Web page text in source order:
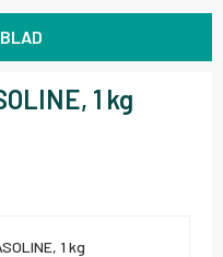
1 kg
1 kg